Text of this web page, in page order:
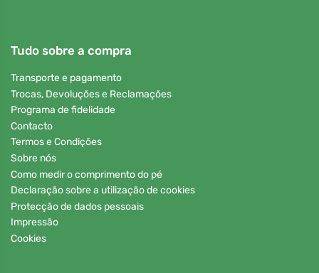
Tudo sobre a compra
Transporte e pagamento
Trocas, Devoluções e Reclamações
Programa de fidelidade
Contacto
Termos e Condições
Sobre nós
Como medir o comprimento do pé
Declaração sobre a utilização de cookies
Protecção de dados pessoais
Impressão
Cookies